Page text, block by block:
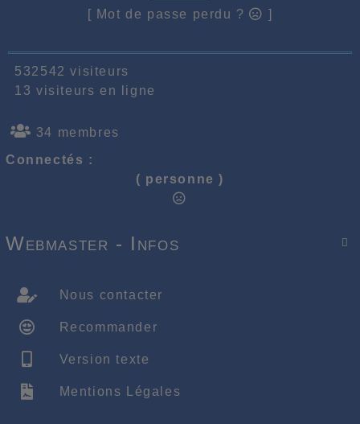
[ Mot de passe perdu ? ]
532542 visiteurs
13 visiteurs en ligne
34 membres
Connectés :
( personne )

Webmaster - Infos
Nous contacter
Recommander
Version texte
Mentions Légales